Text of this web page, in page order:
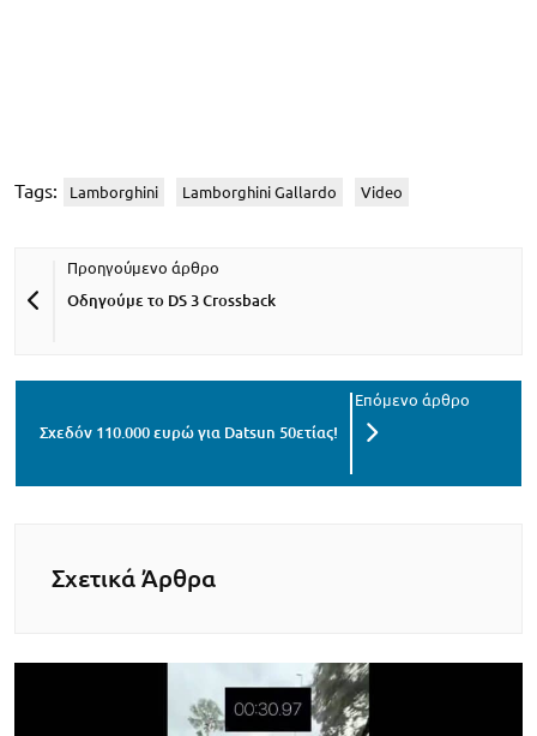
Tags: Lamborghini Lamborghini Gallardo Video
Οδηγούμε το DS 3 Crossback
Σχεδόν 110.000 ευρώ για Datsun 50ετίας!
Σχετικά Άρθρα